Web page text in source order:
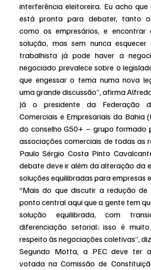
interferência eleitoreira. Eu acho
está pronta para debater, tanto
como os empresários, e
solução, mas sem nunca
trabalhista já pode haver a
negociado prevalece sobre o
que engessar o tema numa nova
uma grande discussão”, afirma
Já o presidente da Federação
Comerciais e Empresariais da Bahia
do conselho G50+ – grupo formado
associações comerciais de todas as
Paulo Sérgio Costa Pinto
debate deve ir além da alteração da
soluções equilibradas para empresas
“Mais do que discutir a redução de
ponto central aqui que a gente tem
solução equilibrada, com
diferenciação setorial; isso é
respeito às negociações coletivas”,
Segundo Motta, a PEC deve ter
votada na Comissão de